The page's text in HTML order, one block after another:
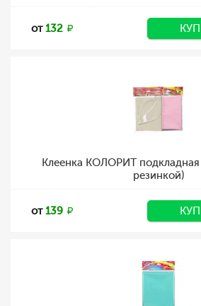
от132
Клеенка КОЛОРИТ подкладная
резинкой)
от139